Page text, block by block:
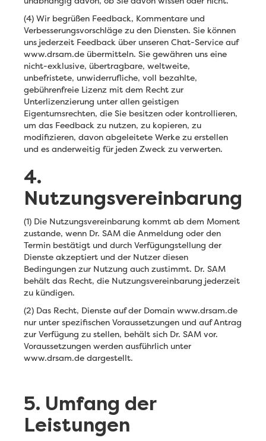
(4) Wir begrüßen Feedback, Kommentare und
Verbesserungsvorschläge zu den Diensten. Sie können
uns jederzeit Feedback über unseren Chat-Service auf
www.drsam.de übermitteln. Sie gewähren uns eine
nicht-exklusive, übertragbare, weltweite,
unbefristete, unwiderrufliche, voll bezahlte,
gebührenfreie Lizenz mit dem Recht zur
Unterlizenzierung unter allen geistigen
Eigentumsrechten, die Sie besitzen oder kontrollieren,
um das Feedback zu nutzen, zu kopieren, zu
modifizieren, davon abgeleitete Werke zu erstellen
und es anderweitig für jeden Zweck zu verwerten.
4.
Nutzungsvereinbarung
(1) Die Nutzungsvereinbarung kommt ab dem Moment
zustande, wenn Dr. SAM die Anmeldung oder den
Termin bestätigt und durch Verfügungstellung der
Dienste akzeptiert und der Nutzer diesen
Bedingungen zur Nutzung auch zustimmt. Dr. SAM
behält das Recht, die Nutzungsvereinbarung jederzeit
zu kündigen.
(2) Das Recht, Dienste auf der Domain www.drsam.de
nur unter spezifischen Voraussetzungen und auf Antrag
zur Verfügung zu stellen, behält sich Dr. SAM vor.
Voraussetzungen werden ausführlich unter
www.drsam.de dargestellt.
5. Umfang der
Leistungen